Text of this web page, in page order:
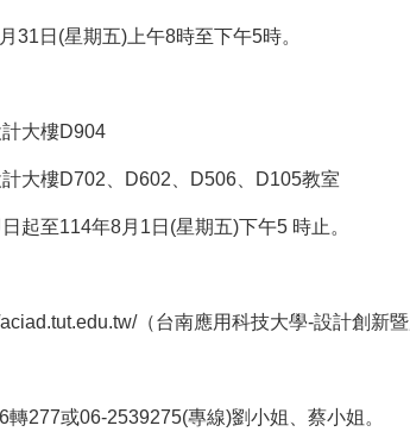
31日(星期五)上午8時至下午5時。
大樓D904
大樓D702、D602、D506、D105教室
起至114年8月1日(星期五)下午5 時止。
（台南應用科技大學-設計創新暨
277或06-2539275(專線)劉小姐、蔡小姐。